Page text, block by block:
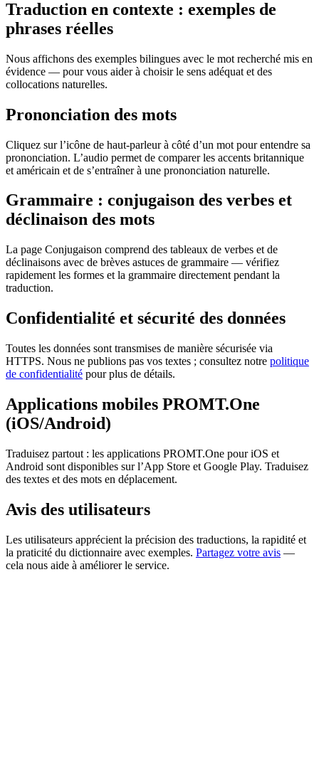
Traduction en contexte : exemples de
phrases réelles
Nous affichons des exemples bilingues avec le mot recherché mis en
évidence — pour vous aider à choisir le sens adéquat et des
collocations naturelles.
Prononciation des mots
Cliquez sur l’icône de haut-parleur à côté d’un mot pour entendre sa
prononciation. L’audio permet de comparer les accents britannique
et américain et de s’entraîner à une prononciation naturelle.
Grammaire : conjugaison des verbes et
déclinaison des mots
La page Conjugaison comprend des tableaux de verbes et de
déclinaisons avec de brèves astuces de grammaire — vérifiez
rapidement les formes et la grammaire directement pendant la
traduction.
Confidentialité et sécurité des données
Toutes les données sont transmises de manière sécurisée via
HTTPS. Nous ne publions pas vos textes ; consultez notre politique
de confidentialité pour plus de détails.
Applications mobiles PROMT.One
(iOS/Android)
Traduisez partout : les applications PROMT.One pour iOS et
Android sont disponibles sur l’App Store et Google Play. Traduisez
des textes et des mots en déplacement.
Avis des utilisateurs
Les utilisateurs apprécient la précision des traductions, la rapidité et
la praticité du dictionnaire avec exemples. Partagez votre avis —
cela nous aide à améliorer le service.